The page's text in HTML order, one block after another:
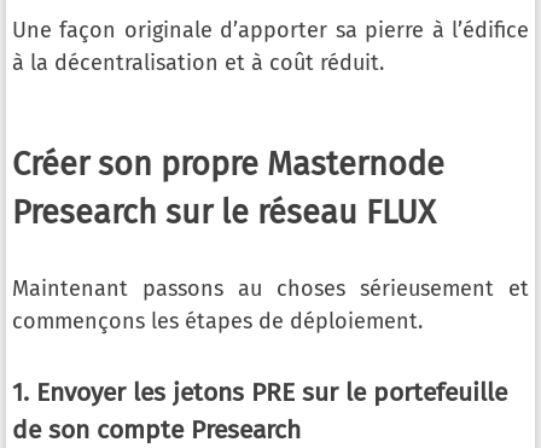
Une façon originale d’apporter sa pierre à l’édifice
à la décentralisation et à coût réduit.
Créer son propre Masternode
Presearch sur le réseau FLUX
Maintenant passons au choses sérieusement et
commençons les étapes de déploiement.
1. Envoyer les jetons PRE sur le portefeuille
de son compte Presearch